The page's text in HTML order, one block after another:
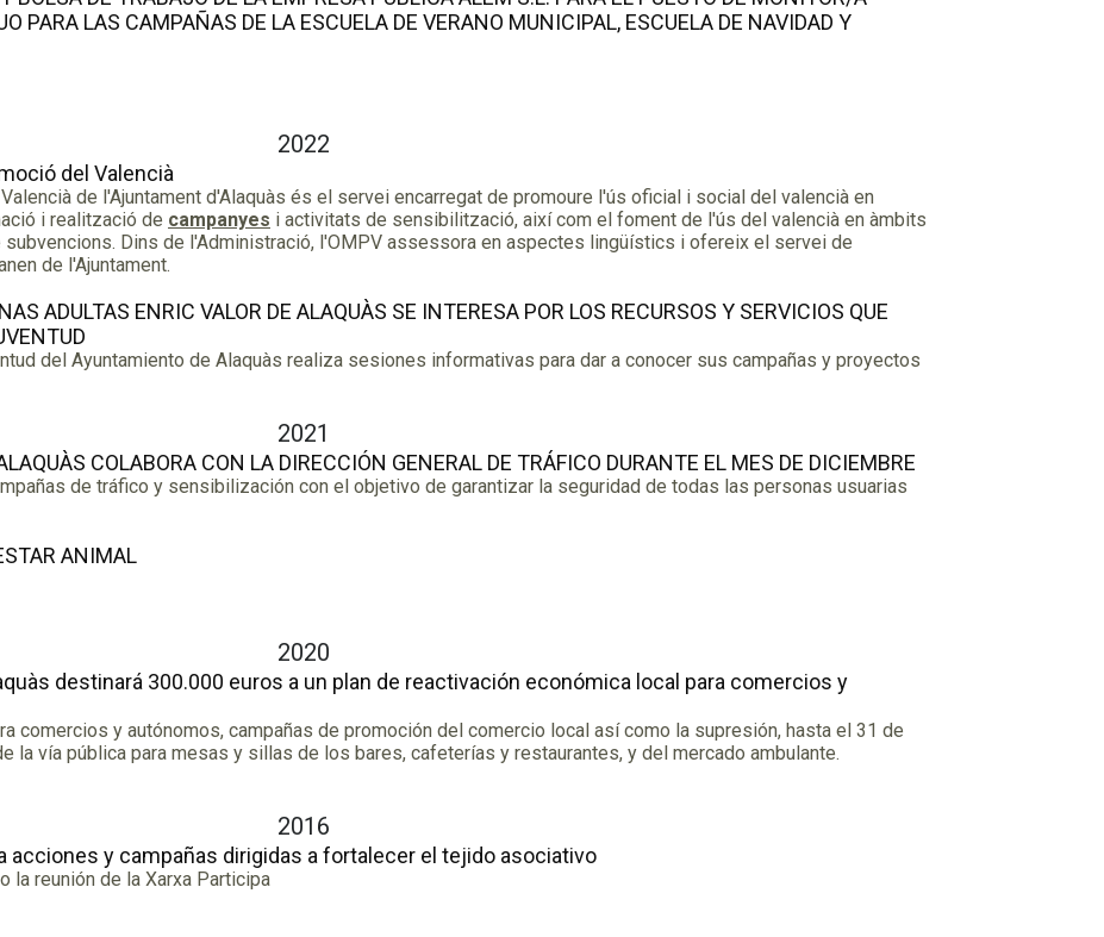
PARA LAS CAMPAÑAS DE LA ESCUELA DE VERANO MUNICIPAL, ESCUELA DE NAVIDAD Y
2022
del Valencià
de l'Ajuntament d'Alaquàs és el servei encarregat de promoure l'ús oficial i social del valencià en
i realització de campanyes i activitats de sensibilització, així com el foment de l'ús del valencià en àmbits
Dins de l'Administració, l'OMPV assessora en aspectes lingüístics i ofereix el servei de
de l'Ajuntament.
ADULTAS ENRIC VALOR DE ALAQUÀS SE INTERESA POR LOS RECURSOS Y SERVICIOS QUE
del Ayuntamiento de Alaquàs realiza sesiones informativas para dar a conocer sus campañas y proyectos
2021
COLABORA CON LA DIRECCIÓN GENERAL DE TRÁFICO DURANTE EL MES DE DICIEMBRE
de tráfico y sensibilización con el objetivo de garantizar la seguridad de todas las personas usuarias
ANIMAL
2020
destinará 300.000 euros a un plan de reactivación económica local para comercios y
comercios y autónomos, campañas de promoción del comercio local así como la supresión, hasta el 31 de
la vía pública para mesas y sillas de los bares, cafeterías y restaurantes, y del mercado ambulante.
2016
acciones y campañas dirigidas a fortalecer el tejido asociativo
reunión de la Xarxa Participa